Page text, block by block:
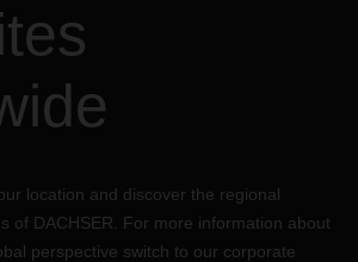
location and discover the regional
of DACHSER. For more information about
perspective switch to our corporate